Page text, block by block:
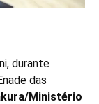
durante
das
Ministério